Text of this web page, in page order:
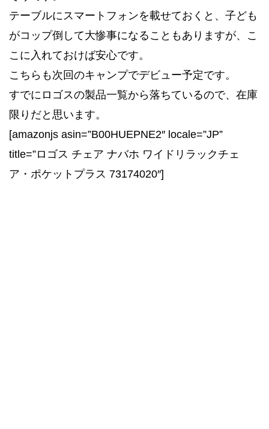
テーブルにスマートフォンを載せておくと、子ども
がコップ倒して大惨事になることもありますが、こ
こに入れておけば安心です。
こちらも次回のキャンプでデビュー予定です。
すでにロゴスの製品一覧から落ちているので、在庫
限りだと思います。
[amazonjs asin=”B00HUEPNE2″ locale=”JP”
title=”ロゴス チェア ナバホ ワイドリラックチェ
ア・ポケットプラス 73174020″]